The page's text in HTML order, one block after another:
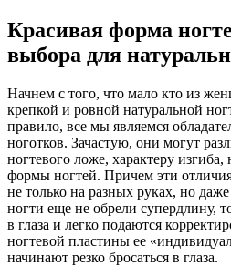
Красивая форма
выбора для
Начнем с того, что мало кто из
крепкой и ровной натуральной
правило, все мы являемся
ноготков. Зачастую, они могут
ногтевого ложе, характеру
формы ногтей. Причем эти
не только на разных руках, но
ногти еще не обрели супердлину,
в глаза и легко подаются
ногтевой пластины ее
начинают резко бросаться в глаза.